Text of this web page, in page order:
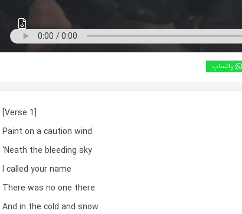
واتساپ
[Verse 1]
Paint on a caution wind
‘Neath the bleeding sky
I called your name
There was no one there
And in the cold and snow